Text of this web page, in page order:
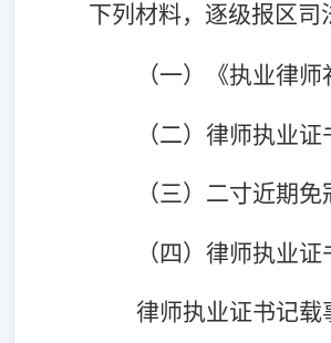
下列材料，逐级报区
（一）《执业律师
（二）律师执业
（三）二寸近期
（四）律师执业
律师执业证书记载